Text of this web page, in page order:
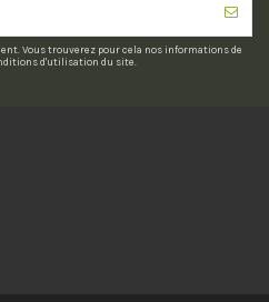
Vous trouverez pour cela nos informations de
d'utilisation du site.